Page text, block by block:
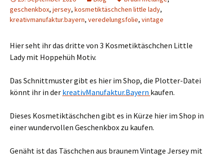
geschenkbox, jersey, kosmetiktäschchen little lady,
kreativmanufaktur.bayern, veredelungsfolie, vintage
Hier seht ihr das dritte von 3 Kosmetiktäschchen Little
Lady mit Hoppehüh Motiv.
Das Schnittmuster gibt es hier im Shop, die Plotter-Datei
könnt ihr in der kreativManufaktur.Bayern kaufen.
Dieses Kosmetiktäschchen gibt es in Kürze hier im Shop in
einer wundervollen Geschenkbox zu kaufen.
Genäht ist das Täschchen aus braunem Vintage Jersey mit